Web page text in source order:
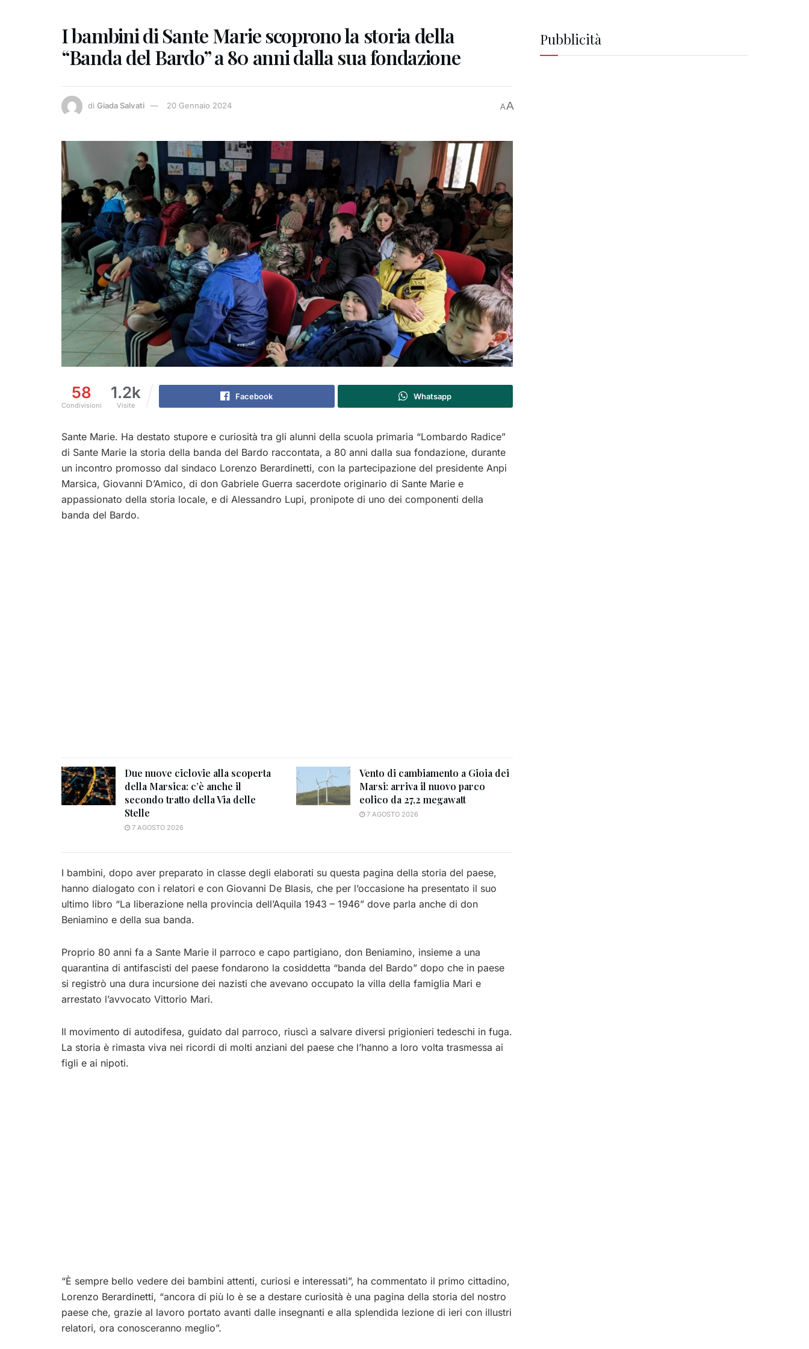
I bambini di Sante Marie scoprono la storia della
“Banda del Bardo” a 80 anni dalla sua fondazione
di Giada Salvati 20 Gennaio 2024 AA
58
Condivisioni
1.2k
Visite
Facebook Whatsapp
Sante Marie. Ha destato stupore e curiosità tra gli alunni della scuola primaria “Lombardo Radice”
di Sante Marie la storia della banda del Bardo raccontata, a 80 anni dalla sua fondazione, durante
un incontro promosso dal sindaco Lorenzo Berardinetti, con la partecipazione del presidente Anpi
Marsica, Giovanni D’Amico, di don Gabriele Guerra sacerdote originario di Sante Marie e
appassionato della storia locale, e di Alessandro Lupi, pronipote di uno dei componenti della
banda del Bardo.
Due nuove ciclovie alla scoperta
della Marsica: c’è anche il
secondo tratto della Via delle
Stelle
7 AGOSTO 2026
Vento di cambiamento a Gioia dei
Marsi: arriva il nuovo parco
eolico da 27,2 megawatt
7 AGOSTO 2026
I bambini, dopo aver preparato in classe degli elaborati su questa pagina della storia del paese,
hanno dialogato con i relatori e con Giovanni De Blasis, che per l’occasione ha presentato il suo
ultimo libro “La liberazione nella provincia dell’Aquila 1943 – 1946” dove parla anche di don
Beniamino e della sua banda.
Proprio 80 anni fa a Sante Marie il parroco e capo partigiano, don Beniamino, insieme a una
quarantina di antifascisti del paese fondarono la cosiddetta “banda del Bardo” dopo che in paese
si registrò una dura incursione dei nazisti che avevano occupato la villa della famiglia Mari e
arrestato l’avvocato Vittorio Mari.
Il movimento di autodifesa, guidato dal parroco, riuscì a salvare diversi prigionieri tedeschi in fuga.
La storia è rimasta viva nei ricordi di molti anziani del paese che l’hanno a loro volta trasmessa ai
figli e ai nipoti.
“È sempre bello vedere dei bambini attenti, curiosi e interessati”, ha commentato il primo cittadino,
Lorenzo Berardinetti, “ancora di più lo è se a destare curiosità è una pagina della storia del nostro
paese che, grazie al lavoro portato avanti dalle insegnanti e alla splendida lezione di ieri con illustri
relatori, ora conosceranno meglio”.
Pubblicità